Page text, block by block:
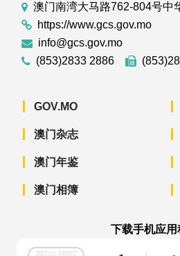
澳门南湾大马路762-804号中
https://www.gcs.gov.mo
info@gcs.gov.mo
(853)2833 2886
GOV.MO
澳门杂志
澳门年鉴
澳门相簿
下载手机应用